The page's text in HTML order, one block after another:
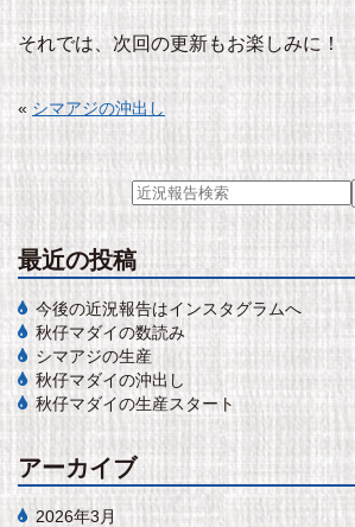
それでは、次回の更新もお楽しみに！
« シマアジの沖出し
最近の投稿
今後の近況報告はインスタグラムへ
秋仔マダイの数読み
シマアジの生産
秋仔マダイの沖出し
秋仔マダイの生産スタート
アーカイブ
2026年3月